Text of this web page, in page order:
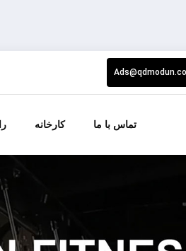
کارخانه تماس با ما